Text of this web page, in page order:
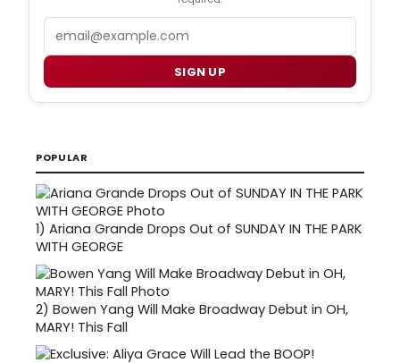
SIGN UP
POPULAR
1) Ariana Grande Drops Out of SUNDAY IN THE PARK
WITH GEORGE
2) Bowen Yang Will Make Broadway Debut in OH,
MARY! This Fall